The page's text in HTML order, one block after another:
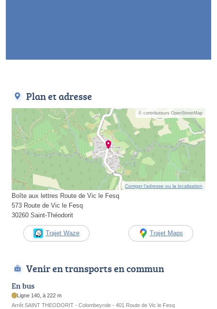
Plan et adresse
© contributeurs OpenStreetMap
Corriger l’adresse ou la localisation
Boîte aux lettres Route de Vic le Fesq
573 Route de Vic le Fesq
30260 Saint-Théodorit
Trajet Waze Trajet Maps
Venir en transports en commun
En bus
Ligne 140, à 222 m
Arrêt SAINT THEODORIT - Colombeyrole - 401 Route de Vic le Fesq